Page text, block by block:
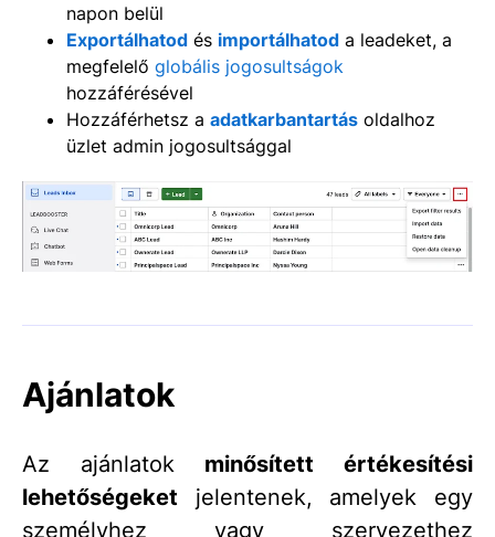
napon belül
Exportálhatod és importálhatod a leadeket, a
megfelelő globális jogosultságok
hozzáférésével
Hozzáférhetsz a adatkarbantartás oldalhoz
üzlet admin jogosultsággal
Ajánlatok
Az ajánlatok minősített értékesítési
lehetőségeket jelentenek, amelyek egy
személyhez vagy szervezethez